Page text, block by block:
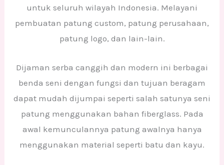
untuk seluruh wilayah Indonesia. Melayani
pembuatan patung custom, patung perusahaan,
patung logo, dan lain-lain.
Dijaman serba canggih dan modern ini berbagai
benda seni dengan fungsi dan tujuan beragam
dapat mudah dijumpai seperti salah satunya seni
patung menggunakan bahan fiberglass. Pada
awal kemunculannya patung awalnya hanya
menggunakan material seperti batu dan kayu.